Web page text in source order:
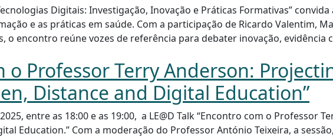
Digitais: Investigação, Inovação e Práticas Formativas”
e as práticas em saúde. Com a participação de Ricardo Valentim,
o encontro reúne vozes de referência para debater inovação, evidência
o Professor Terry Anderson:
Distance and Digital Education”
entre as 18:00 e as 19:00, a LE@D Talk “Encontro com o Professor
Education.” Com a moderação do Professor António Teixeira, a